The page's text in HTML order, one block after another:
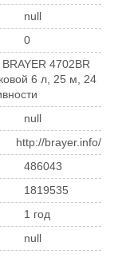
null
0
4702BR
6 л, 25 м, 24
null
http://brayer.info/
486043
1819535
1 год
null